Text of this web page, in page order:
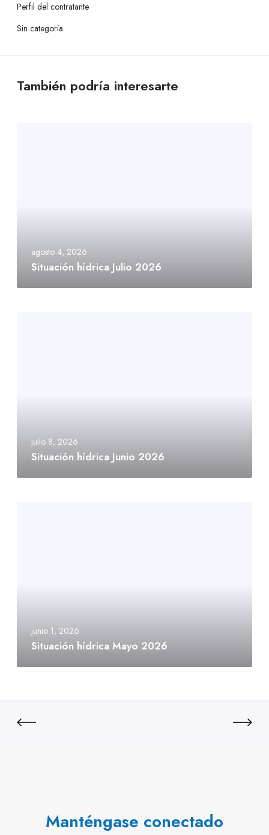
Perfil del contratante
Sin categoría
También podría interesarte
agosto 4, 2026
Situación hídrica Julio 2026
julio 8, 2026
Situación hídrica Junio 2026
junio 1, 2026
Situación hídrica Mayo 2026
Manténgase conectado